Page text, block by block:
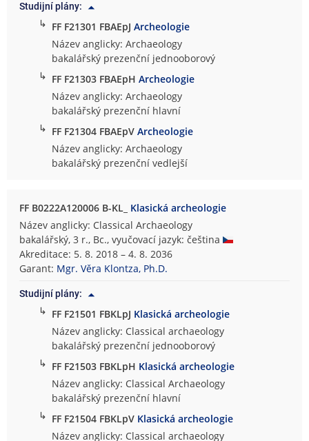
Studijní plány:
↳ FF F21301 FBAEpJArcheologie
Název anglicky: Archaeology
bakalářský prezenční jednooborový
↳ FF F21303 FBAEpHArcheologie
Název anglicky: Archaeology
bakalářský prezenční hlavní
↳ FF F21304 FBAEpVArcheologie
Název anglicky: Archaeology
bakalářský prezenční vedlejší
FF B0222A120006 B-KL_ Klasická archeologie
Název anglicky: Classical Archaeology
bakalářský, 3 r., Bc., vyučovací jazyk: čeština
Akreditace: 5. 8. 2018 – 4. 8. 2036
Garant: Mgr. Věra Klontza, Ph.D.
Studijní plány:
↳ FF F21501 FBKLpJ Klasická archeologie
Název anglicky: Classical archaeology
bakalářský prezenční jednooborový
↳ FF F21503 FBKLpH Klasická archeologie
Název anglicky: Classical Archaeology
bakalářský prezenční hlavní
↳ FF F21504 FBKLpV Klasická archeologie
Název anglicky: Classical archaeology